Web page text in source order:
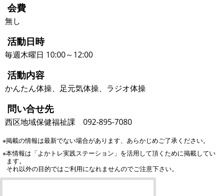
会費
無し
活動日時
毎週木曜日 10:00～12:00
活動内容
かんたん体操、足元気体操、ラジオ体操
問い合せ先
西区地域保健福祉課 092‐895-7080
※掲載の情報は最新でない場合があります、あらかじめご了承ください。
※本情報は「よかトレ実践ステーション」を活用して頂くために掲載してい
ます。
それ以外の目的ではご利用になれませんのでご注意下さい。